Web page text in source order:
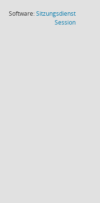
Software:Sitzungsdienst
Session(Wird in